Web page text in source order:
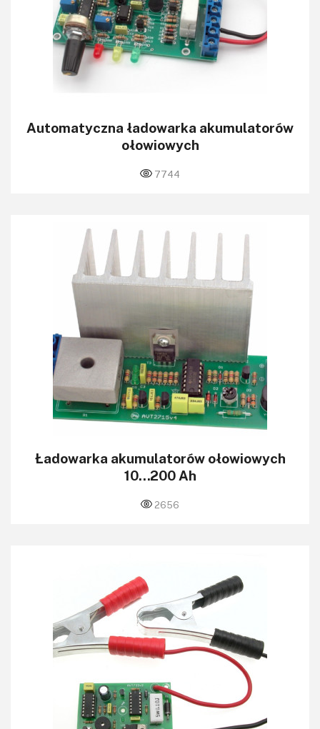
Automatyczna ładowarka akumulatorów
ołowiowych
7744
Ładowarka akumulatorów ołowiowych
10…200 Ah
2656